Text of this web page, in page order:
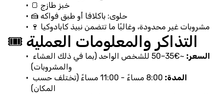
🍞 خبز طازج
🍰 حلوى: باكلافا أو طبق فواكه
🍷 مشروبات غير محدودة، وغالبًا ما تتضمن نبيذ كابادوكيا
🎟️ التذاكر والمعلومات العملية
السعر:
والمشروبات)
المدة:
المكان)